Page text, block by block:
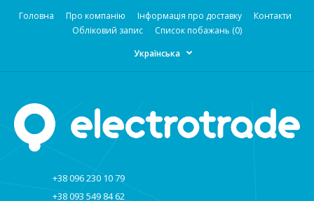
Головна Про компанію Інформація про доставку
Контакти
Обліковий запис
Список побажань (0)
Українська
+38 096 230 10 79
+38 093 549 84 62